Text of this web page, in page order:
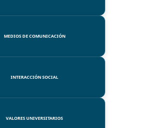
MEDIOS DE COMUNICACIÓN
INTERACCIÓN SOCIAL
VALORES UNIVERSITARIOS